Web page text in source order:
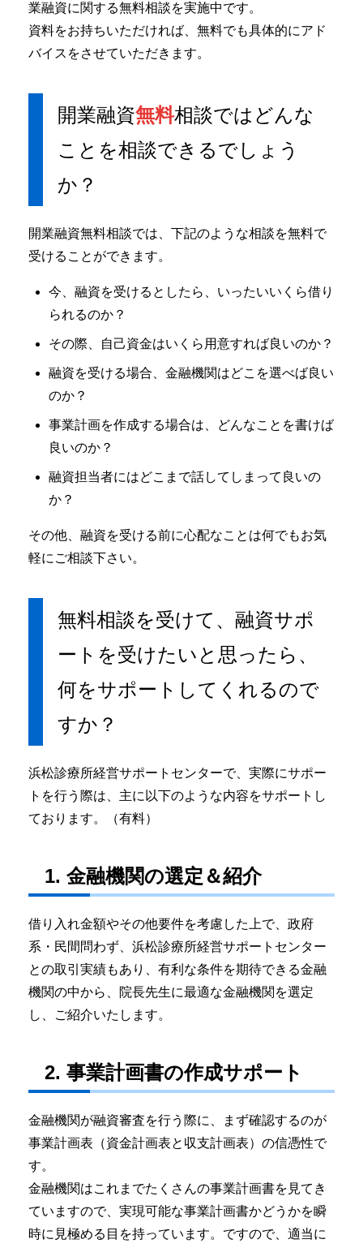
業融資に関する無料相談を実施中です。
資料をお持ちいただければ、無料でも具体的にアド
バイスをさせていただきます。
開業融資無料相談ではどんな
ことを相談できるでしょう
か？
開業融資無料相談では、下記のような相談を無料で
受けることができます。
今、融資を受けるとしたら、いったいいくら借り
られるのか？
その際、自己資金はいくら用意すれば良いのか？
融資を受ける場合、金融機関はどこを選べば良い
のか？
事業計画を作成する場合は、どんなことを書けば
良いのか？
融資担当者にはどこまで話してしまって良いの
か？
その他、融資を受ける前に心配なことは何でもお気
軽にご相談下さい。
無料相談を受けて、融資サポ
ートを受けたいと思ったら、
何をサポートしてくれるので
すか？
浜松診療所経営サポートセンターで、実際にサポー
トを行う際は、主に以下のような内容をサポートし
ております。（有料）
1. 金融機関の選定＆紹介
借り入れ金額やその他要件を考慮した上で、政府
系・民間問わず、浜松診療所経営サポートセンター
との取引実績もあり、有利な条件を期待できる金融
機関の中から、院長先生に最適な金融機関を選定
し、ご紹介いたします。
2. 事業計画書の作成サポート
金融機関が融資審査を行う際に、まず確認するのが
事業計画表（資金計画表と収支計画表）の信憑性で
す。
金融機関はこれまでたくさんの事業計画書を見てき
ていますので、実現可能な事業計画書かどうかを瞬
時に見極める目を持っています。ですので、適当に